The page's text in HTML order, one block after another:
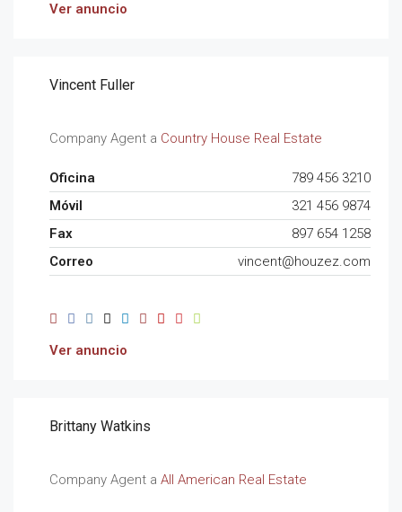
Ver anuncio
Vincent Fuller
Company Agent a Country House Real Estate
Oficina
789 456 3210
Móvil
321 456 9874
Fax
897 654 1258
Correo
vincent@houzez.com
Ver anuncio
Brittany Watkins
Company Agent a All American Real Estate